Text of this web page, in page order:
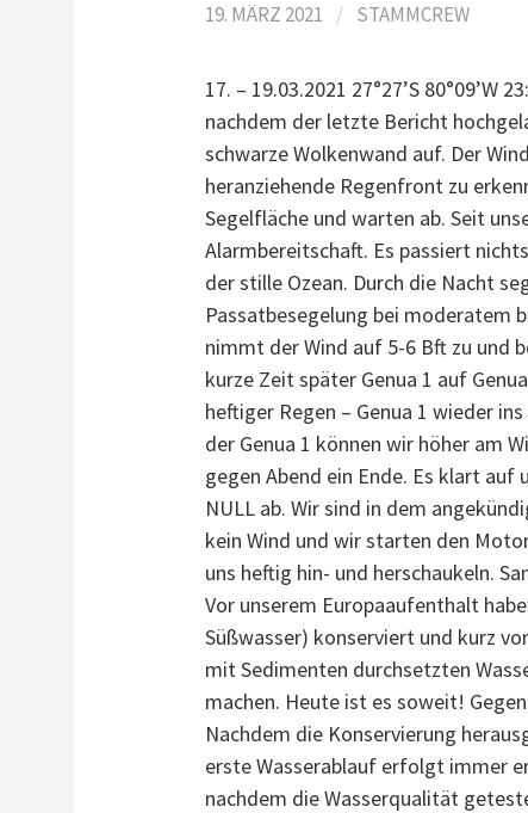
19. MÄRZ 2021 / STAMMCREW
17. – 19.03.2021 27°27’S 80°09’W
nachdem der letzte Bericht
schwarze Wolkenwand auf. Der
heranziehende Regenfront zu
Segelfläche und warten ab. Seit
Alarmbereitschaft. Es passiert
der stille Ozean. Durch die Nacht
Passatbesegelung bei moderatem
nimmt der Wind auf 5-6 Bft zu und
kurze Zeit später Genua 1 auf
heftiger Regen – Genua 1 wieder
der Genua 1 können wir höher am
gegen Abend ein Ende. Es klart
NULL ab. Wir sind in dem
kein Wind und wir starten den
uns heftig hin- und herschaukeln.
Vor unserem Europaaufenthalt
Süßwasser) konserviert und kurz
mit Sedimenten durchsetzten
machen. Heute ist es soweit!
Nachdem die Konservierung
erste Wasserablauf erfolgt immer
nachdem die Wasserqualität